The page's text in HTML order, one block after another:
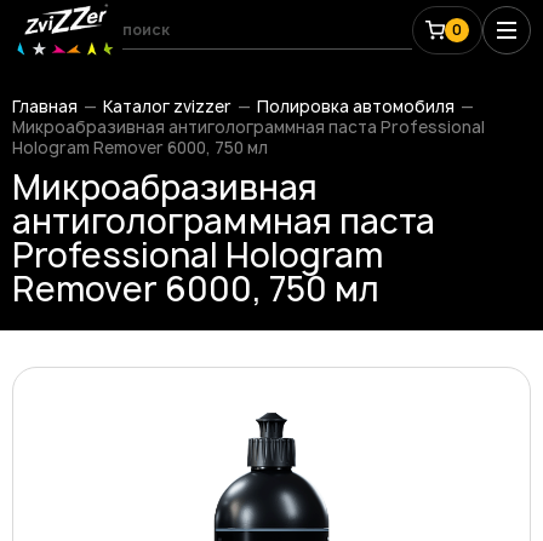
0
Главная Каталог zvizzer
Полировка автомобиля
Микроабразивная антиголограммная паста Professional
Hologram Remover 6000, 750 мл
Микроабразивная
антиголограммная паста
Professional Hologram
Remover 6000, 750 мл